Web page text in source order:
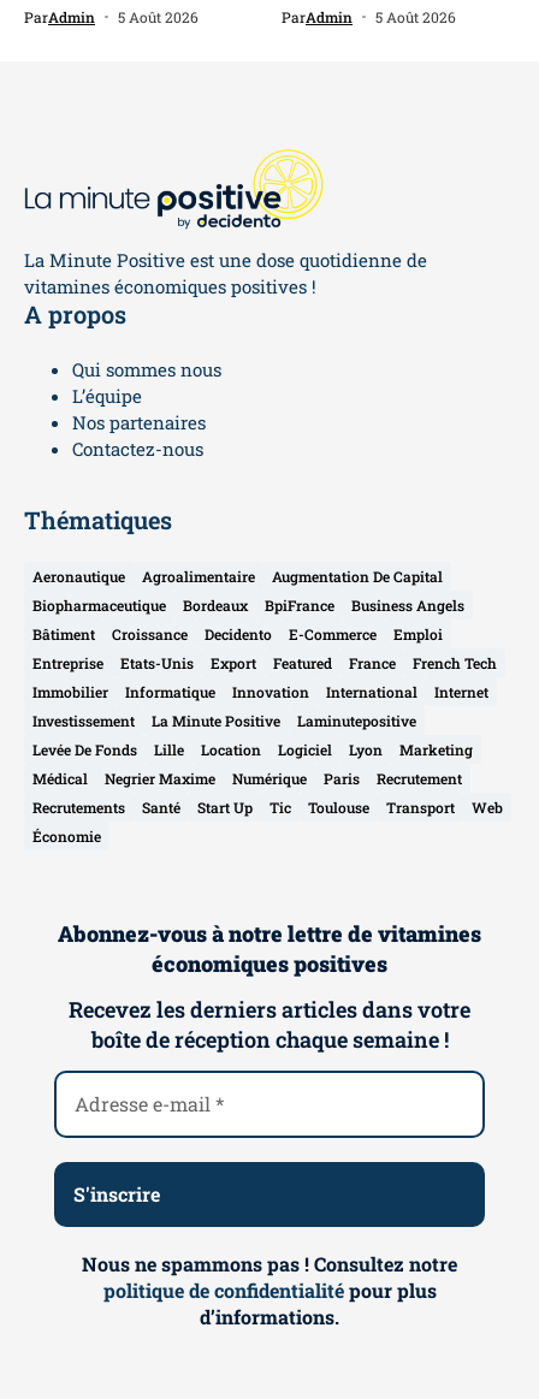
ParAdmin 5 Août 2026 ParAdmin 5 Août 2026
La Minute Positive est une dose quotidienne de
vitamines économiques positives !
A propos
Qui sommes nous
L’équipe
Nos partenaires
Contactez-nous
Thématiques
Aeronautique Agroalimentaire
Augmentation De Capital
Biopharmaceutique
Bordeaux BpiFrance
Business Angels
Bâtiment
Croissance Decidento E-Commerce
Emploi
Entreprise
Etats-Unis Export Featured France
French Tech
Immobilier
Informatique Innovation International
Internet
Investissement
La Minute Positive
Laminutepositive
Levée De Fonds
Lille Location Logiciel Lyon
Marketing
Médical
Negrier Maxime Numérique Paris
Recrutement
Recrutements
Santé Start Up Tic Toulouse Transport
Web
Économie
Abonnez-vous à notre lettre de vitamines
économiques positives
Recevez les derniers articles dans votre
boîte de réception chaque semaine !
Nous ne spammons pas ! Consultez notre
politique de confidentialitépour plus
d’informations.